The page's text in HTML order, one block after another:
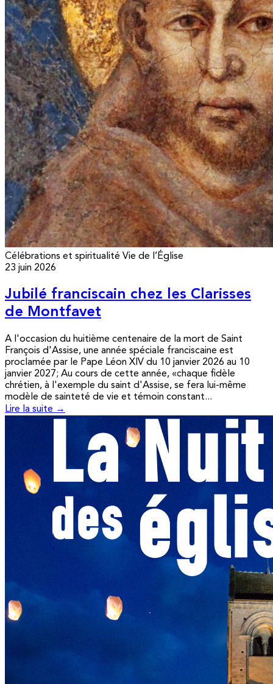
Célébrations et spiritualité Vie de l’Église
23 juin 2026
Jubilé franciscain chez les Clarisses
de Montfavet
A l'occasion du huitième centenaire de la mort de Saint
François d'Assise, une année spéciale franciscaine est
proclamée par le Pape Léon XIV du 10 janvier 2026 au 10
janvier 2027; Au cours de cette année, «chaque fidèle
chrétien, à l'exemple du saint d'Assise, se fera lui-même
modèle de sainteté de vie et témoin constant...
Lire la suite →